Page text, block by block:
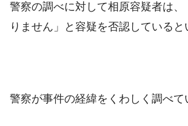
警察の調べに対して相原容疑者は、
りません」と容疑を否認していると
警察が事件の経緯をくわしく調べて